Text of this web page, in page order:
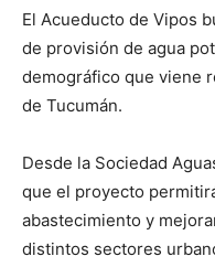
El Acueducto de Vipos
de provisión de agua
demográfico que viene
de Tucumán.
Desde la Sociedad
que el proyecto
abastecimiento y
distintos sectores